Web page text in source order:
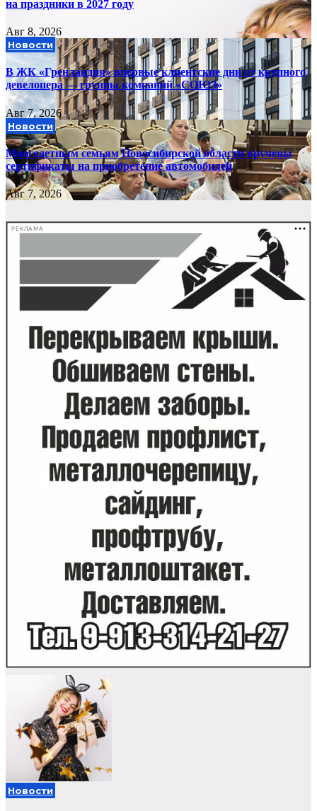
на праздники в 2027 году
Авг 8, 2026
Новости
В ЖК «Гренландия» впервые клиентские дни от крупного
девелопера — группы компаний «СОЮЗ»
Авг 7, 2026
Новости
Многодетным семьям Новосибирской области вручены
сертификаты на приобретение автомобилей
Авг 7, 2026
РЕКЛАМА
Новости